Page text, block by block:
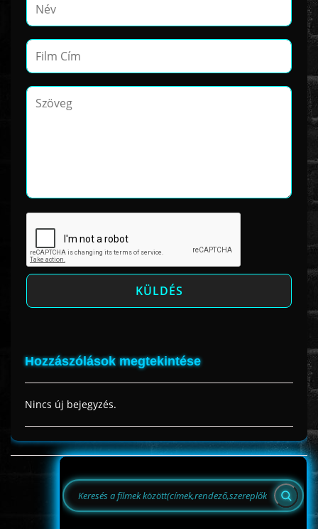
Hozzászólások megtekintése
Nincs új bejegyzés.